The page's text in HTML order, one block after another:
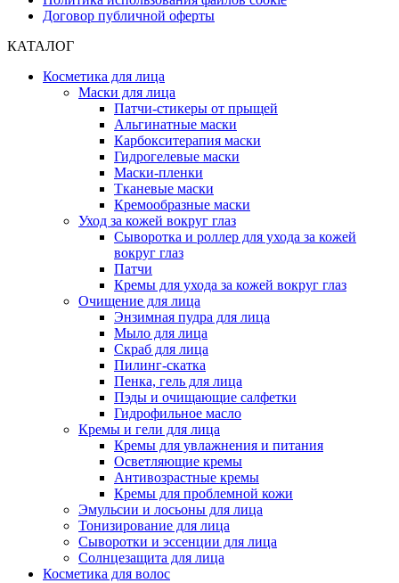
Договор публичной оферты
КАТАЛОГ
Косметика для лица
Маски для лица
Патчи-стикеры от прыщей
Альгинатные маски
Карбокситерапия маски
Гидрогелевые маски
Маски-пленки
Тканевые маски
Кремообразные маски
Уход за кожей вокруг глаз
Сыворотка и роллер для ухода за кожей
вокруг глаз
Патчи
Кремы для ухода за кожей вокруг глаз
Очищение для лица
Энзимная пудра для лица
Мыло для лица
Скраб для лица
Пилинг-скатка
Пенка, гель для лица
Пэды и очищающие салфетки
Гидрофильное масло
Кремы и гели для лица
Кремы для увлажнения и питания
Осветляющие кремы
Антивозрастные кремы
Кремы для проблемной кожи
Эмульсии и лосьоны для лица
Тонизирование для лица
Сыворотки и эссенции для лица
Солнцезащита для лица
Косметика для волос